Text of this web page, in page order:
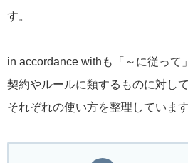
す。
in accordance withも「～に従って
契約やルールに類するものに対し
それぞれの使い方を整理しています